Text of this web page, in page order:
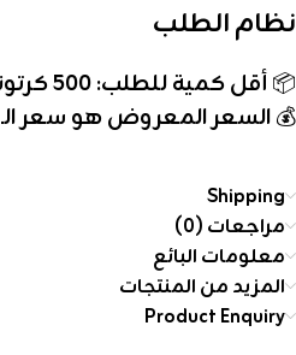
نظام الطلب
📦أقل كمية للطلب: 500 كرتونة
💰السعر المعروض هو سعر الـ 500 كرتونة
Shipping
مراجعات (0)
معلومات البائع
المزيد من المنتجات
Product Enquiry